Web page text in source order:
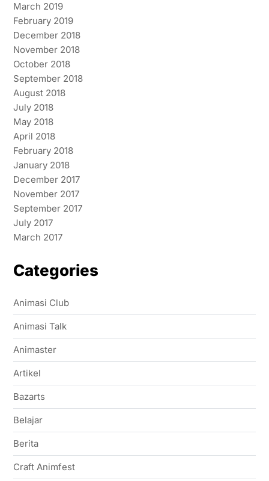
March 2019
February 2019
December 2018
November 2018
October 2018
September 2018
August 2018
July 2018
May 2018
April 2018
February 2018
January 2018
December 2017
November 2017
September 2017
July 2017
March 2017
Categories
Animasi Club
Animasi Talk
Animaster
Artikel
Bazarts
Belajar
Berita
Craft Animfest